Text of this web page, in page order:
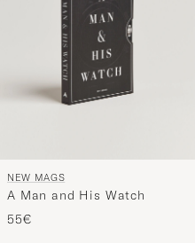
NEW MAGS
A Man and His Watch
55€